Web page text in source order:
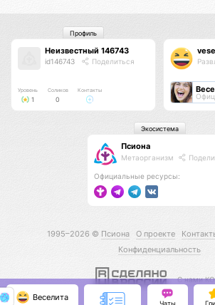
Неизвестный 146743
id146743 Поделиться
Уровень
1
Соликов
0
Контакты
Профиль
Псиона
Метаорганизм
Официальные ресурсы:
Экосистема
1995–2026 © Псиона О проекте
Конфиденциальность
С нами
Веселита
Чаты